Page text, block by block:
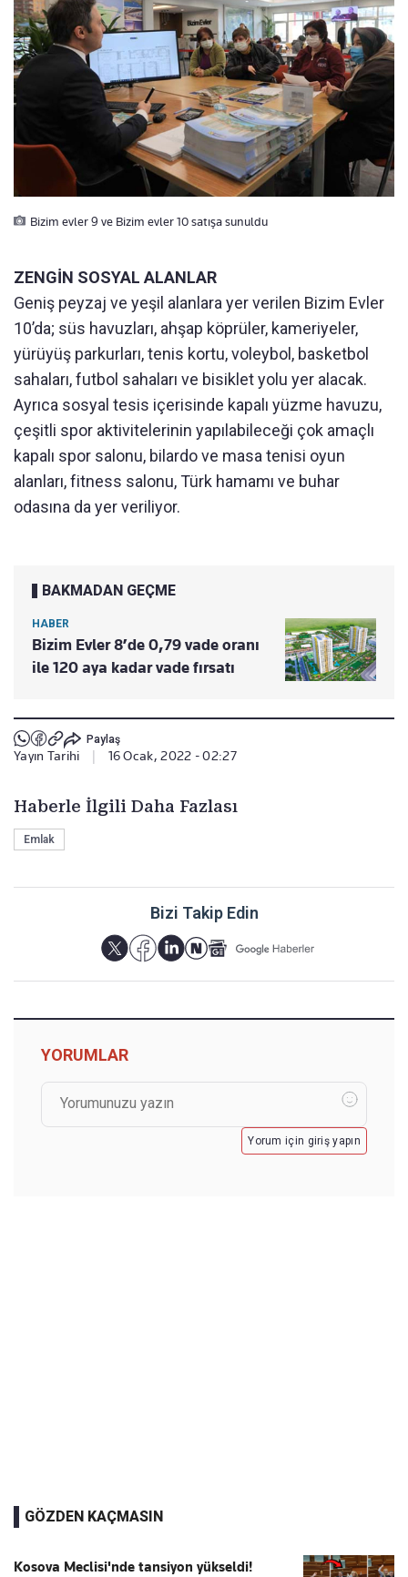
Bizim evler 9 ve Bizim evler 10 satışa sunuldu
ZENGİN SOSYAL ALANLAR
Geniş peyzaj ve yeşil alanlara yer verilen Bizim Evler
10’da; süs havuzları, ahşap köprüler, kameriyeler,
yürüyüş parkurları, tenis kortu, voleybol, basketbol
sahaları, futbol sahaları ve bisiklet yolu yer alacak.
Ayrıca sosyal tesis içerisinde kapalı yüzme havuzu,
çeşitli spor aktivitelerinin yapılabileceği çok amaçlı
kapalı spor salonu, bilardo ve masa tenisi oyun
alanları, fitness salonu, Türk hamamı ve buhar
odasına da yer veriliyor.
BAKMADAN GEÇME
HABER
Bizim Evler 8’de 0,79 vade oranı
ile 120 aya kadar vade fırsatı
Paylaş
Yayın Tarihi 16 Ocak, 2022 - 02:27
Haberle İlgili Daha Fazlası
Emlak
Bizi Takip Edin
YORUMLAR
Yorum için giriş yapın
GÖZDEN KAÇMASIN
Kosova Meclisi'nde tansiyon yükseldi!